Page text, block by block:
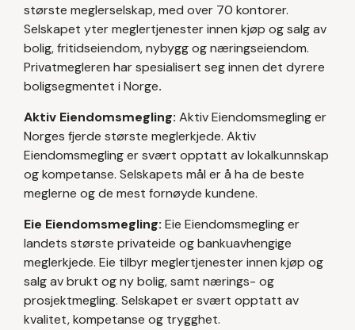
største meglerselskap, med over 70 kontorer.
Selskapet yter meglertjenester innen kjøp og salg av
bolig, fritidseiendom, nybygg og næringseiendom.
Privatmegleren har spesialisert seg innen det dyrere
boligsegmentet i Norge.
Aktiv Eiendomsmegling: Aktiv Eiendomsmegling er
Norges fjerde største meglerkjede. Aktiv
Eiendomsmegling er svært opptatt av lokalkunnskap
og kompetanse. Selskapets mål er å ha de beste
meglerne og de mest fornøyde kundene.
Eie Eiendomsmegling: Eie Eiendomsmegling er
landets største privateide og bankuavhengige
meglerkjede. Eie tilbyr meglertjenester innen kjøp og
salg av brukt og ny bolig, samt nærings- og
prosjektmegling. Selskapet er svært opptatt av
kvalitet, kompetanse og trygghet.